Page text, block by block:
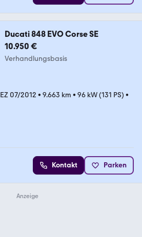
Ducati 848 EVO Corse SE
10.950 €
Verhandlungsbasis
EZ 07/2012 • 9.663 km • 96 kW (131 PS) •
Kontakt Parken